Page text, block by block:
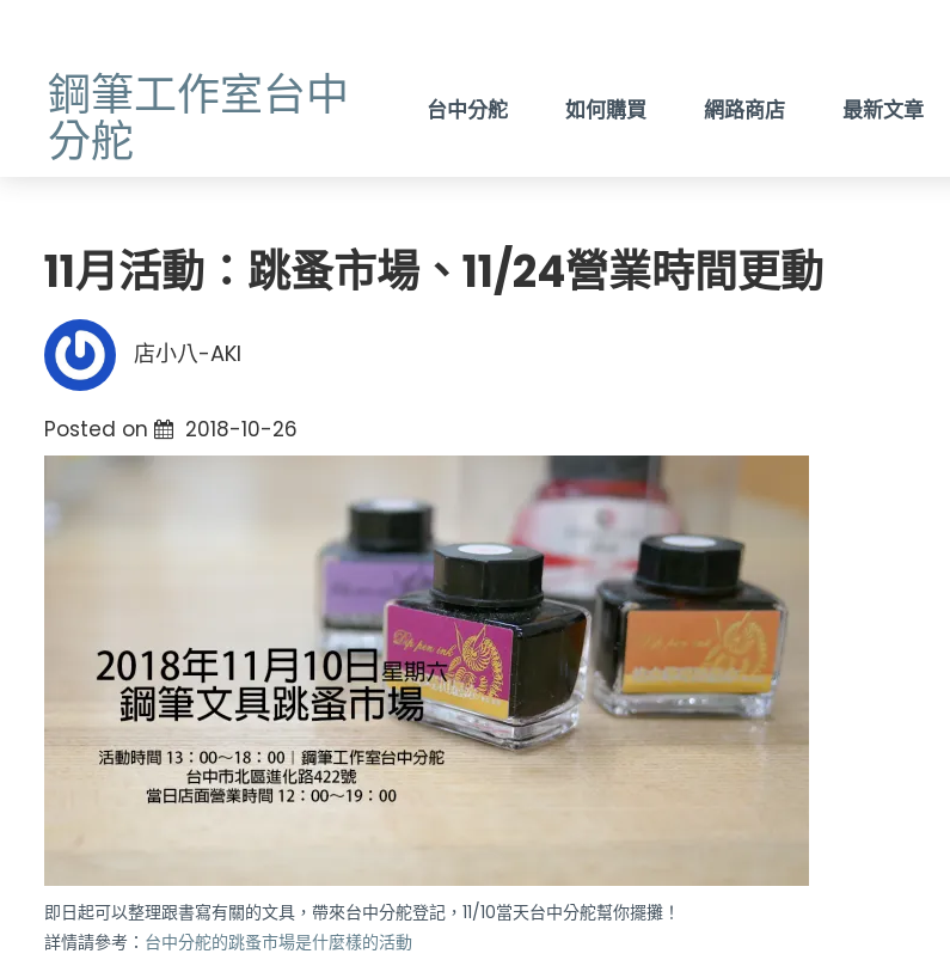
鋼筆工作室台中
分舵
台中分舵 如何購買 網路商店 最新文章
11月活動：跳蚤市場、11/24營業時間更動
店小八-AKI
Posted on 2018-10-26
即日起可以整理跟書寫有關的文具，帶來台中分舵登記，11/10當天台中分舵幫你擺攤！
詳情請參考： 台中分舵的跳蚤市場是什麼樣的活動